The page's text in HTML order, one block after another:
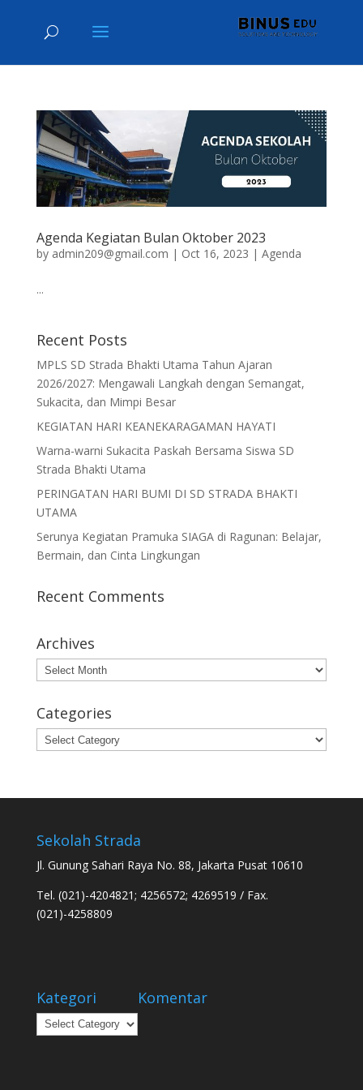
Agenda Kegiatan Bulan Oktober 2023
by admin209@gmail.com | Oct 16, 2023 | Agenda
...
Recent Posts
MPLS SD Strada Bhakti Utama Tahun Ajaran
2026/2027: Mengawali Langkah dengan Semangat,
Sukacita, dan Mimpi Besar
KEGIATAN HARI KEANEKARAGAMAN HAYATI
Warna-warni Sukacita Paskah Bersama Siswa SD
Strada Bhakti Utama
PERINGATAN HARI BUMI DI SD STRADA BHAKTI
UTAMA
Serunya Kegiatan Pramuka SIAGA di Ragunan: Belajar,
Bermain, dan Cinta Lingkungan
Recent Comments
Archives
Archives
Categories
Categories
Sekolah Strada
Jl. Gunung Sahari Raya No. 88, Jakarta Pusat 10610
Tel. (021)-4204821; 4256572; 4269519 / Fax.
(021)-4258809
Kategori
Kategori
Komentar